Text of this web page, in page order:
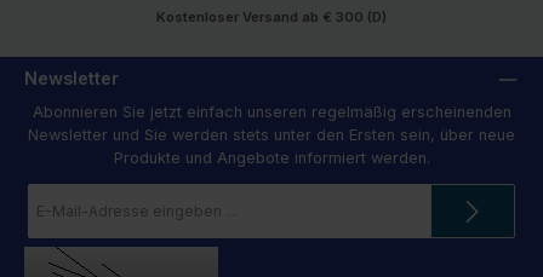
Kostenloser Versand ab € 300 (D)
Newsletter
Abonnieren Sie jetzt einfach unseren regelmäßig erscheinenden
Newsletter und Sie werden stets unter den Ersten sein, über neue
Produkte und Angebote informiert werden.
Mail-
*